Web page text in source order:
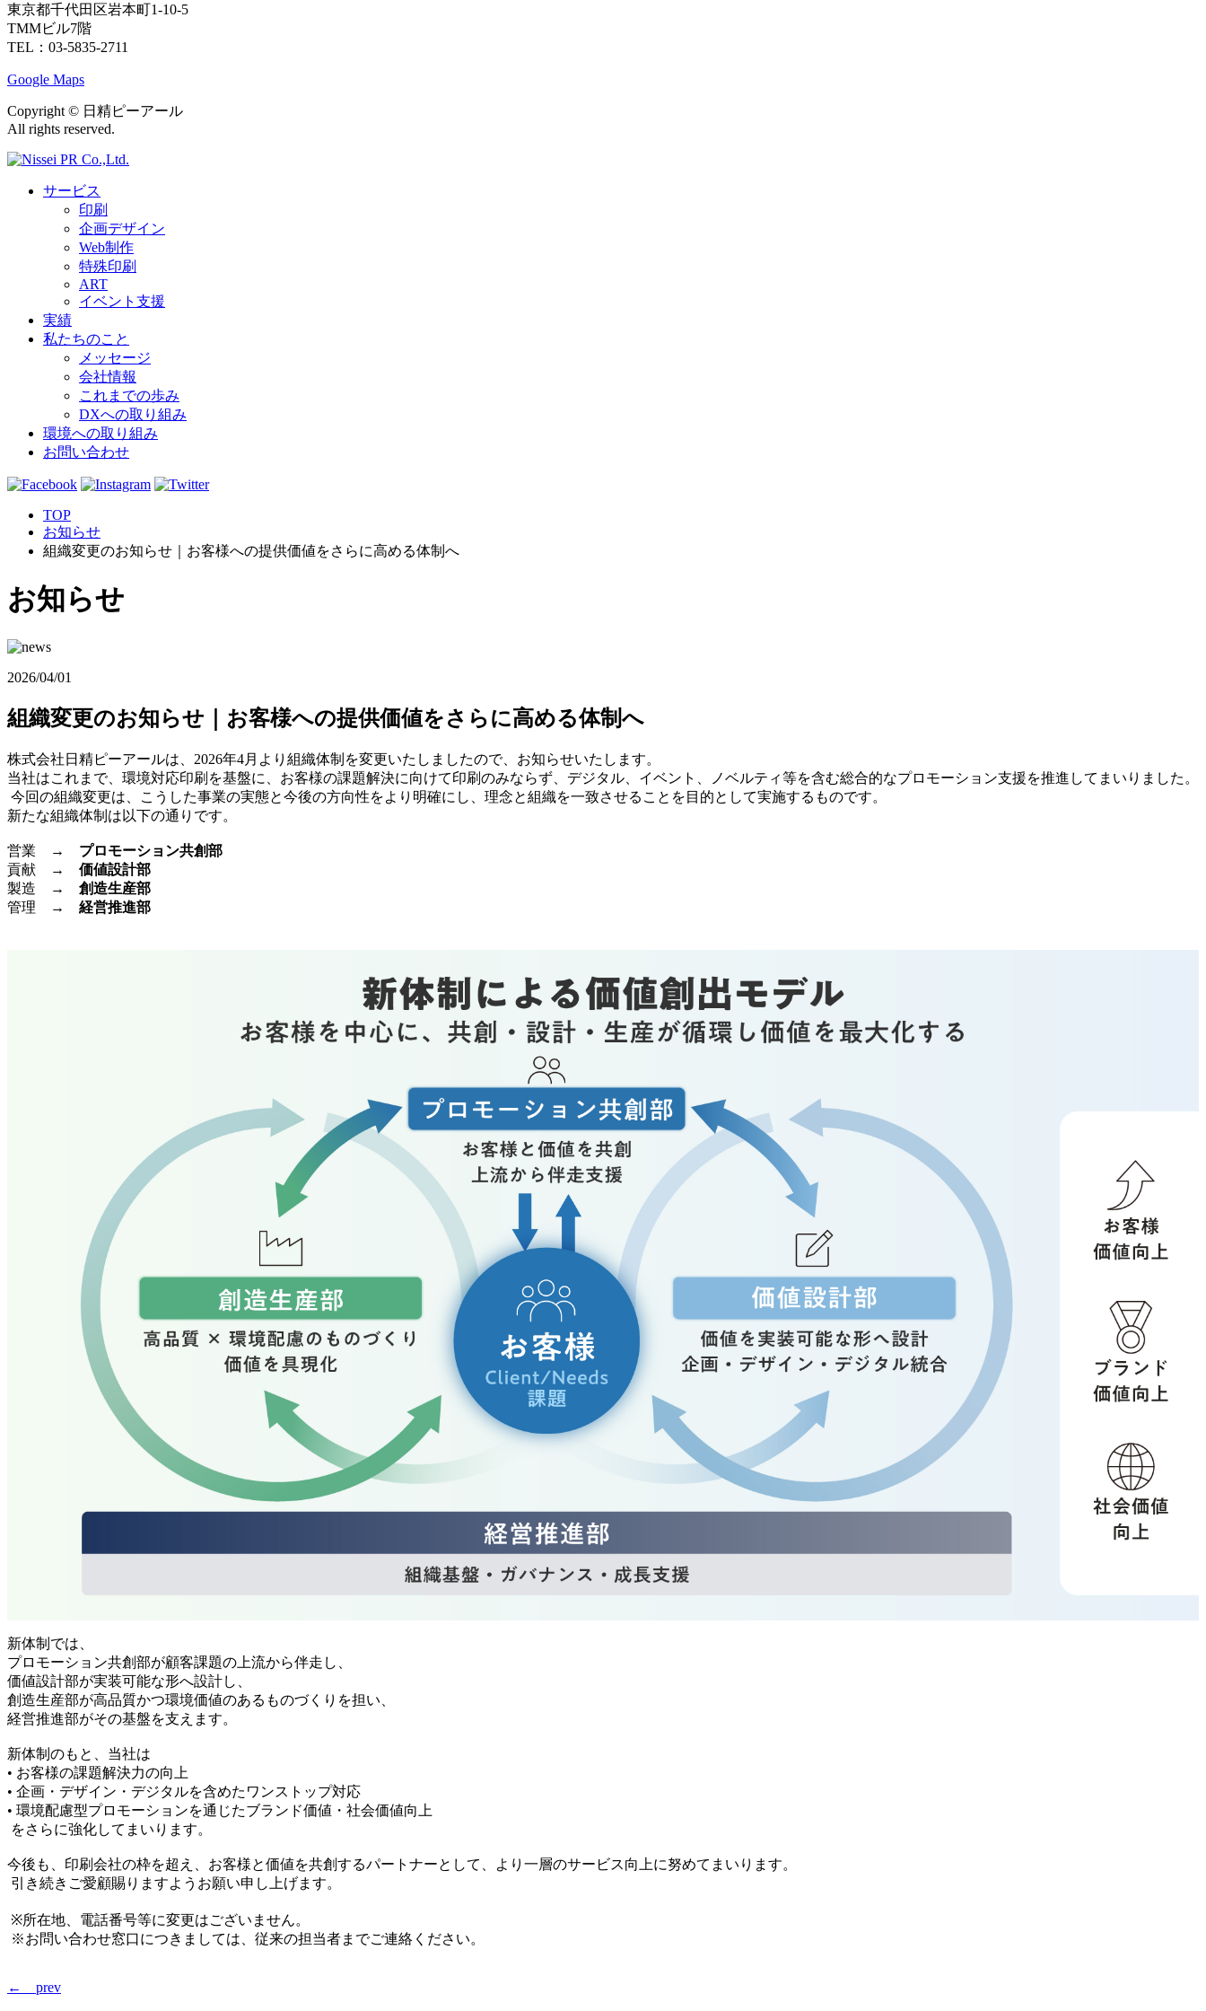
東京都千代田区岩本町1-10-5
TMMビル7階
TEL：03-5835-2711
Google Maps
Copyright ©︎ 日精ピーアール
All rights reserved.
サービス
印刷
企画デザイン
Web制作
特殊印刷
ART
イベント支援
実績
私たちのこと
メッセージ
会社情報
これまでの歩み
DXへの取り組み
環境への取り組み
お問い合わせ
TOP
お知らせ
組織変更のお知らせ｜お客様への提供価値をさらに高める体制へ
お知らせ
2026/04/01
組織変更のお知らせ｜お客様への提供価値をさらに高める体制へ
株式会社日精ピーアールは、2026年4月より組織体制を変更いたしましたので、お知らせいたします。
当社はこれまで、環境対応印刷を基盤に、お客様の課題解決に向けて印刷のみならず、デジタル、イベント、ノベルティ等を含む総合的なプロモーション支援を推進してまいりました。
今回の組織変更は、こうした事業の実態と今後の方向性をより明確にし、理念と組織を一致させることを目的として実施するものです。
新たな組織体制は以下の通りです。
営業 → プロモーション共創部
貢献 → 価値設計部
製造 → 創造生産部
管理 → 経営推進部
新体制では、
プロモーション共創部が顧客課題の上流から伴走し、
価値設計部が実装可能な形へ設計し、
創造生産部が高品質かつ環境価値のあるものづくりを担い、
経営推進部がその基盤を支えます。
新体制のもと、当社は
• お客様の課題解決力の向上
• 企画・デザイン・デジタルを含めたワンストップ対応
• 環境配慮型プロモーションを通じたブランド価値・社会価値向上
をさらに強化してまいります。
今後も、印刷会社の枠を超え、お客様と価値を共創するパートナーとして、より一層のサービス向上に努めてまいります。
引き続きご愛顧賜りますようお願い申し上げます。
※所在地、電話番号等に変更はございません。
※お問い合わせ窓口につきましては、従来の担当者までご連絡ください。
← prev